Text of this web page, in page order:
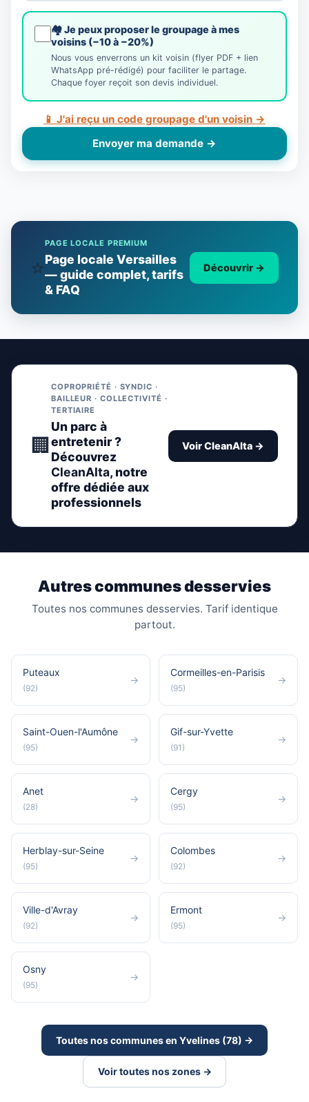
🏘️ Je peux proposer le groupage à mes
voisins (−10 à −20%)
Nous vous enverrons un kit voisin (flyer PDF + lien
WhatsApp pré-rédigé) pour faciliter le partage.
Chaque foyer reçoit son devis individuel.
📱 J'ai reçu un code groupage d'un voisin →
Envoyer ma demande →
⭐
PAGE LOCALE PREMIUM
Page locale Versailles
— guide complet, tarifs
& FAQ
Découvrir →
🏢
COPROPRIÉTÉ · SYNDIC ·
BAILLEUR · COLLECTIVITÉ ·
TERTIAIRE
Un parc à
entretenir ?
Découvrez
CleanAlta, notre
offre dédiée aux
professionnels
Voir CleanAlta →
Autres communes desservies
Toutes nos communes desservies. Tarif identique
partout.
Puteaux
(92)
→
Cormeilles-en-Parisis
(95)
→
Saint-Ouen-l'Aumône
(95)
→
Gif-sur-Yvette
(91)
→
Anet
(28)
→
Cergy
(95)
→
Herblay-sur-Seine
(95)
→
Colombes
(92)
→
Ville-d'Avray
(92)
→
Ermont
(95)
→
Osny
(95)
→
Toutes nos communes en Yvelines (78) →
Voir toutes nos zones →